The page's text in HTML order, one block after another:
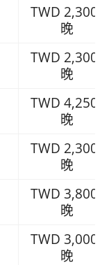
TWD 2,300/
晚
TWD 2,300/
晚
TWD 4,250/
晚
TWD 2,300/
晚
TWD 3,800/
晚
TWD 3,000/
晚